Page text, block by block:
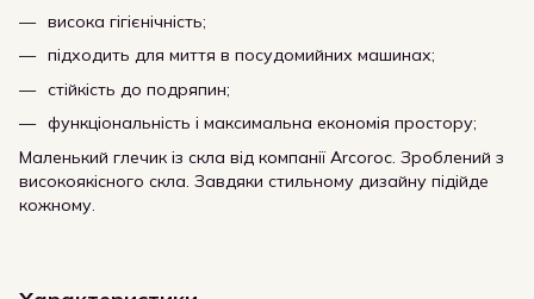
висока гігієнічність;
підходить для миття в посудомийних машинах;
стійкість до подряпин;
функціональність і максимальна економія простору;
Маленький глечик із скла від компанії Arcoroc. Зроблений з
високоякісного скла. Завдяки стильному дизайну підійде
кожному.